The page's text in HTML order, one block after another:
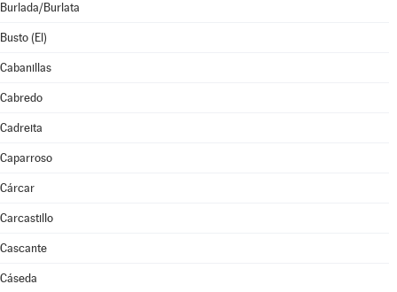
Burlada/Burlata
Busto (El)
Cabanillas
Cabredo
Cadreita
Caparroso
Cárcar
Carcastillo
Cascante
Cáseda